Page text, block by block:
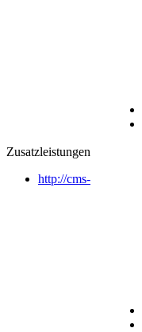
Zusatzleistungen
http://cms-